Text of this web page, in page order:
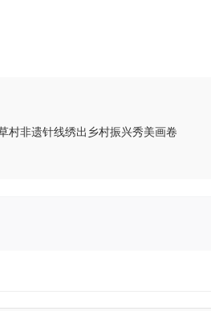
村非遗针线绣出乡村振兴秀美画卷